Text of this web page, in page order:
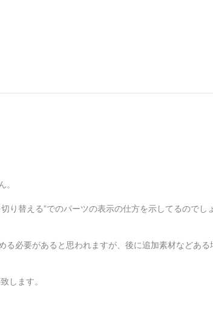
。
り替える”でのパーツの表示の仕方を示してるのでし
必要があると思われますが、後に追加素材などあ
します。